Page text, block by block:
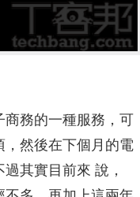
務的一種服務，可
，然後在下個月的電
其實目前來 說，